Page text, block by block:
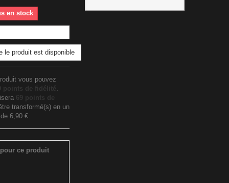
en stock
le produit est disponible
vous pouvez
points de fidélité.
69
points de
transformé(s) en un
6,90 €.
ce produit